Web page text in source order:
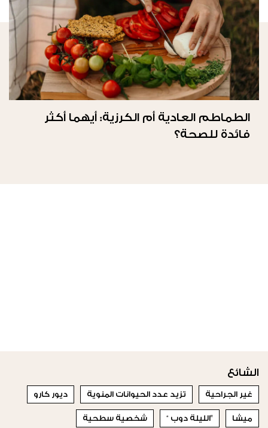
الطماطم العادية أم الكرزية: أيهما أكثر
فائدة للصحة؟
الشائع
غير الجراحية تزيد عدد الحيوانات المنوية ديور كارو
ميشا "الليلة دوب “ شخصية سطحية